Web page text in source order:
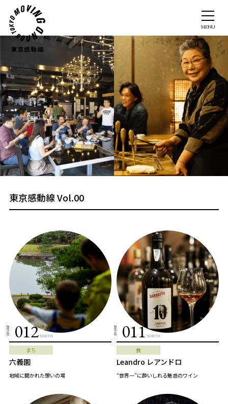
東京感動線 Vol.00
2019.02 012 NORTH
まち
六義園
地域に開かれた憩いの場
2019.02 011 NORTH
食
Leandro レアンドロ
“世界一”に酔いしれる魅惑のワイン